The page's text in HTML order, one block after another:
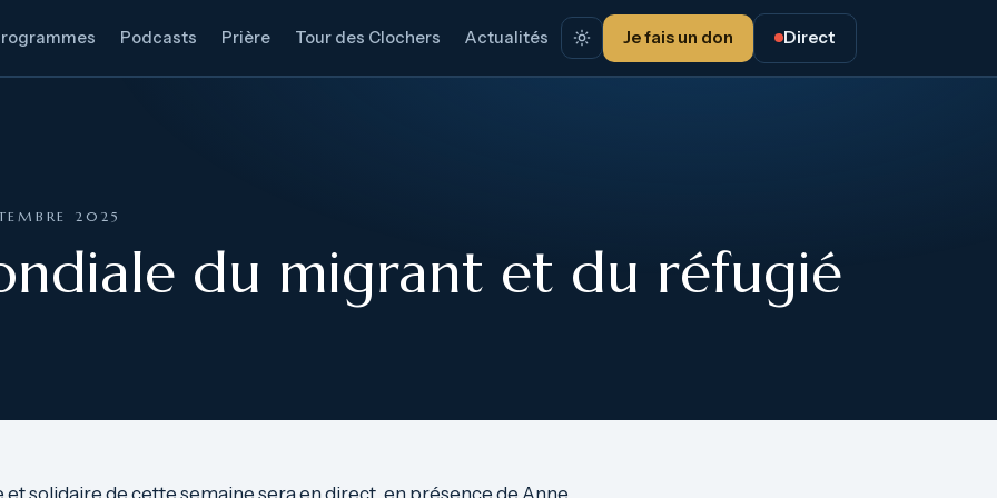
Podcasts Prière Tour des Clochers Actualités Je fais un don Direct
2025
du migrant et du réfugié